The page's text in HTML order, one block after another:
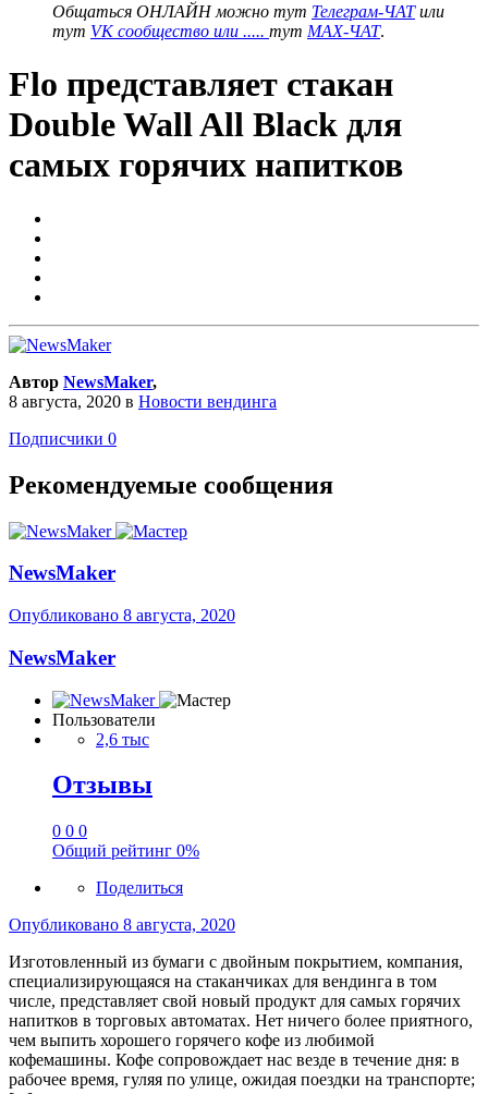
Общаться ОНЛАЙН можно тут Телеграм-ЧАТили
тут VK сообщество или ..... тут MAX-ЧАТ.
Flo представляет стакан
Double Wall All Black для
самых горячих напитков
Автор NewsMaker,
8 августа, 2020 в Новости вендинга
Подписчики 0
Рекомендуемые сообщения
NewsMaker
Опубликовано 8 августа, 2020
NewsMaker
Пользователи
2,6 тыс
Отзывы
0 0 0
Общий рейтинг 0%
Поделиться
Опубликовано 8 августа, 2020
Изготовленный из бумаги с двойным покрытием, компания,
специализирующаяся на стаканчиках для вендинга в том
числе, представляет свой новый продукт для самых горячих
напитков в торговых автоматах. Нет ничего более приятного,
чем выпить хорошего горячего кофе из любимой
кофемашины. Кофе сопровождает нас везде в течение дня: в
рабочее время, гуляя по улице, ожидая поездки на транспорте;